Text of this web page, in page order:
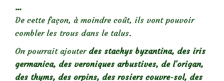
…
De cette façon, à moindre coût, ils vont pouvoir
combler les trous dans le talus.
On pourrait ajouter des stachys byzantina, des iris
germanica, des veroniques arbustives, de l’origan,
des thyms, des orpins, des rosiers couvre-sol, des